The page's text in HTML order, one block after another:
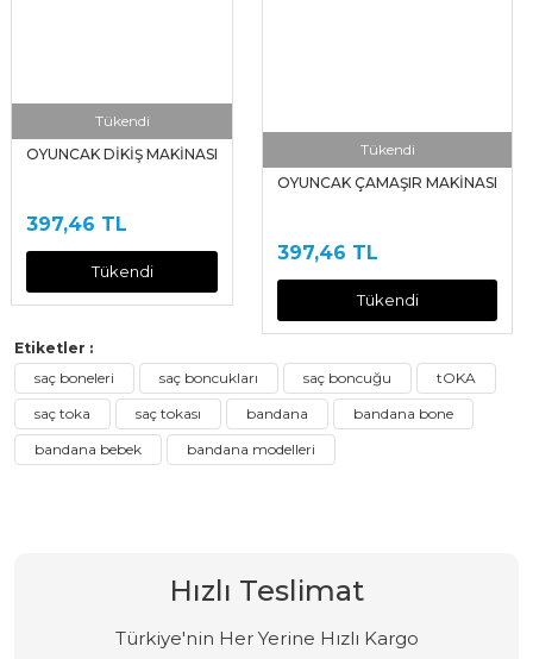
Tükendi
OYUNCAK DİKİŞ MAKİNASI
397,46 TL
Tükendi
Tükendi
OYUNCAK ÇAMAŞIR MAKİNASI
397,46 TL
Tükendi
Etiketler :
saç boneleri
saç boncukları saç boncuğu
tOKA
saç toka
saç tokası bandana
bandana bone
bandana bebek
bandana modelleri
Hızlı Teslimat
Türkiye'nin Her Yerine Hızlı Kargo